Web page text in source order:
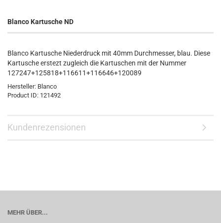
Blanco Kartusche ND
Blanco Kartusche Niederdruck mit 40mm Durchmesser, blau. Diese
Kartusche erstezt zugleich die Kartuschen mit der Nummer
127247+125818+116611+116646+120089
Hersteller: Blanco
Product ID: 121492
Kundenrezensionen
MEHR ÜBER...